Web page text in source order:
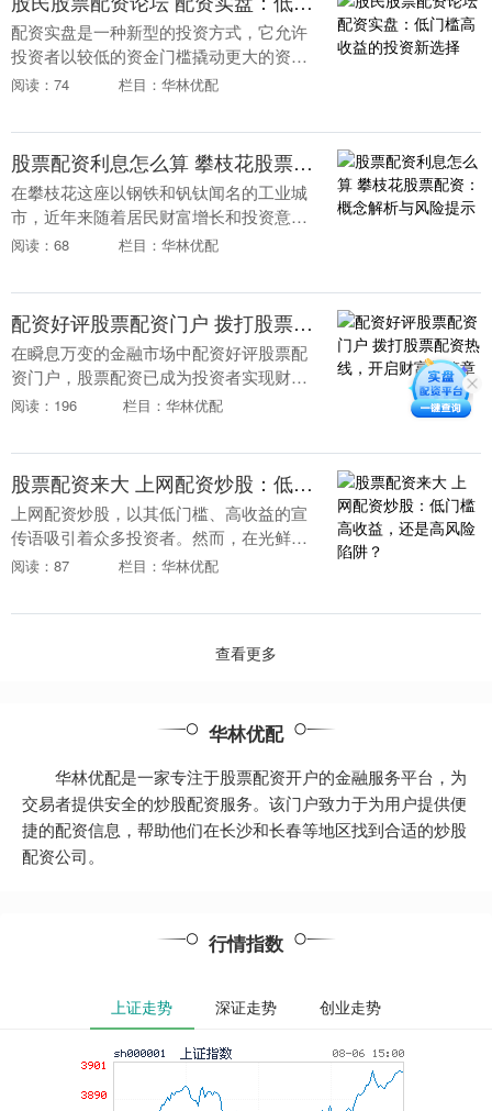
配资实盘是一种新型的投资方式，它允许
投资者以较低的资金门槛撬动更大的资金
进行投资。通过配资平台，投资者可以借
更高的收益。 *....
阅读：74 栏目：华林优配
股票配资利息怎么算 攀枝花股票配资：概念解析与风险提示
在攀枝花这座以钢铁和钒钛闻名的工业城
市，近年来随着居民财富增长和投资意识
觉醒，股票市场逐渐成为部分市民关注的
资”这一概念悄....
阅读：68 栏目：华林优配
配资好评股票配资门户 拨打股票配资热线，开启财富新篇章
在瞬息万变的金融市场中配资好评股票配
资门户，股票配资已成为投资者实现财富
增长的有力工具。拨打股票配资热线，开
益。例如，如果....
阅读：196 栏目：华林优配
股票配资来大 上网配资炒股：低门槛高收益，还是高风险陷阱？
上网配资炒股，以其低门槛、高收益的宣
传语吸引着众多投资者。然而，在光鲜的
外表之下，隐藏着巨大的风险。 资金助力
配资可以放大资....
阅读：87 栏目：华林优配
查看更多
华林优配
华林优配是一家专注于股票配资开户的金融服务平台，为
交易者提供安全的炒股配资服务。该门户致力于为用户提供便
捷的配资信息，帮助他们在长沙和长春等地区找到合适的炒股
配资公司。
行情指数
上证走势 深证走势 创业走势